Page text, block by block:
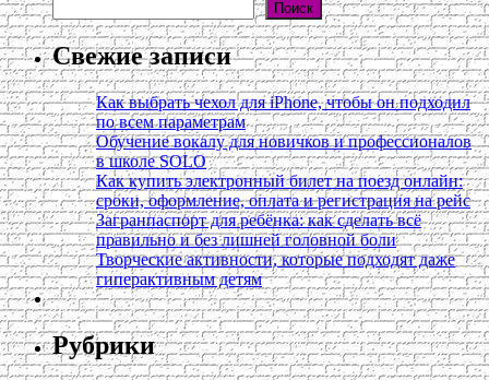
Поиск
Свежие записи
Как выбрать чехол для iPhone, чтобы он подходил
по всем параметрам
Обучение вокалу для новичков и профессионалов
в школе SOLO
Как купить электронный билет на поезд онлайн:
сроки, оформление, оплата и регистрация на рейс
Загранпаспорт для ребёнка: как сделать всё
правильно и без лишней головной боли
Творческие активности, которые подходят даже
гиперактивным детям
Рубрики